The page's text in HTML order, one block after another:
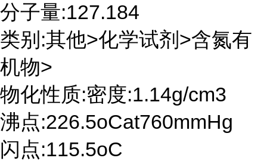
分子量:127.184
类别:其他>化学试剂>含氮有
机物>
物化性质:密度:1.14g/cm3
沸点:226.5oCat760mmHg
闪点:115.5oC